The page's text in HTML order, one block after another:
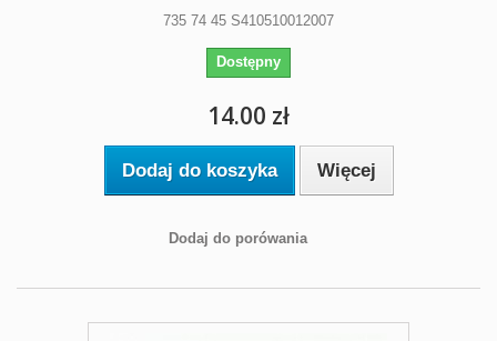
735 74 45 S410510012007
Dostępny
14.00 zł
Dodaj do koszyka Więcej
Dodaj do porówania